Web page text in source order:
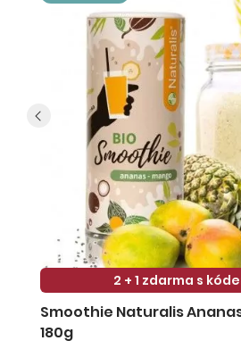
2 + 1 zdarma s
Smoothie Naturalis
180g